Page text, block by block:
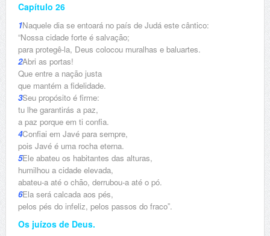
Capítulo 26
1Naquele dia se entoará no país de Judá este cântico:
“Nossa cidade forte é salvação;
para protegê-la, Deus colocou muralhas e baluartes.
2Abri as portas!
Que entre a nação justa
que mantém a fidelidade.
3Seu propósito é firme:
tu lhe garantirás a paz,
a paz porque em ti confia.
4Confiai em Javé para sempre,
pois Javé é uma rocha eterna.
5Ele abateu os habitantes das alturas,
humilhou a cidade elevada,
abateu-a até o chão, derrubou-a até o pó.
6Ela será calcada aos pés,
pelos pés do infeliz, pelos passos do fraco”.
Os juízos de Deus.